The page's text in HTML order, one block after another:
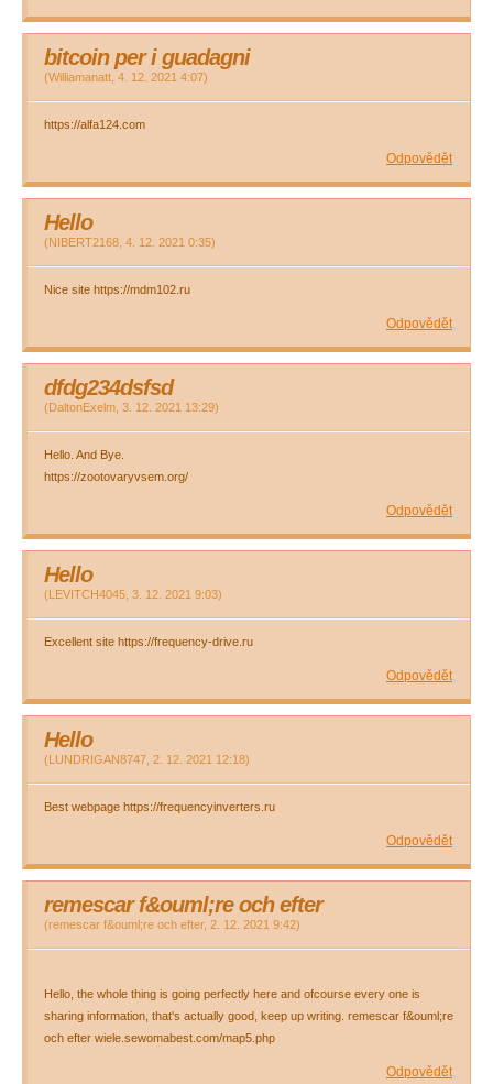
bitcoin per i guadagni
(Williamanatt 4. 12. 2021 4:07)
https://alfa124.com
Odpovědět
Hello
(NIBERT2168 4. 12. 2021 0:35)
Nice site https://mdm102.ru
Odpovědět
dfdg234dsfsd
(DaltonExelm 3. 12. 2021 13:29)
Hello. And Bye.
https://zootovaryvsem.org/
Odpovědět
Hello
(LEVITCH4045 3. 12. 2021 9:03)
Excellent site https://frequency-drive.ru
Odpovědět
Hello
(LUNDRIGAN8747 2. 12. 2021 12:18)
Best webpage https://frequencyinverters.ru
Odpovědět
remescar f&ouml;re och efter
(remescar f&ouml;re och efter, 2. 12. 2021 9:42)
Hello, the whole thing is going perfectly here and ofcourse every one is
sharing information, that's actually good, keep up writing. remescar f&ouml;re
och efter wiele.sewomabest.com/map5.php
Odpovědět